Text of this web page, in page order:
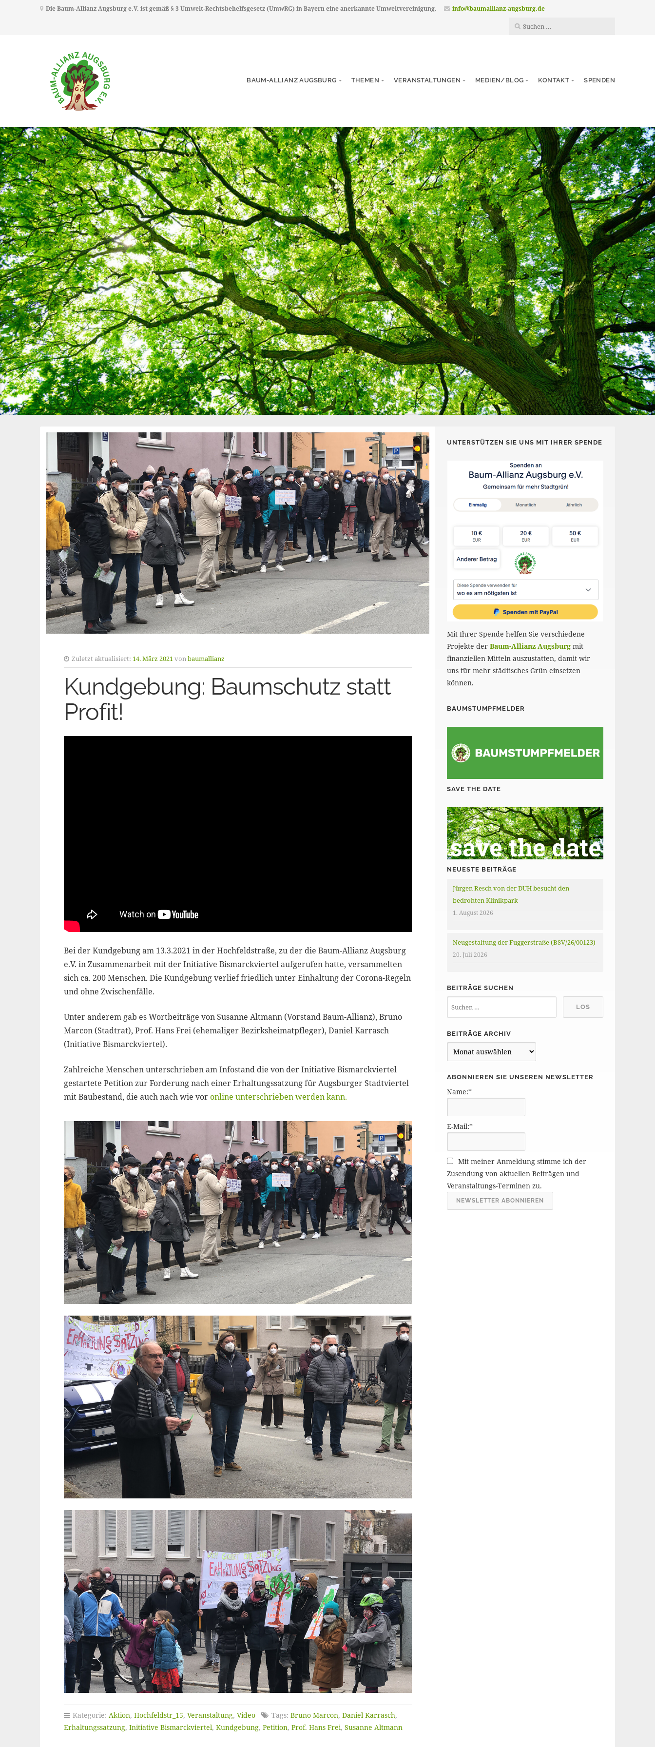
Die Baum-Allianz Augsburg e.V. ist gemäß § 3 Umwelt-Rechtsbehelfsgesetz (UmwRG) in Bayern eine anerkannte Umweltvereinigung. info@baumallianz-augsburg.de
BAUM-ALLIANZ AUGSBURG THEMEN VERANSTALTUNGEN MEDIEN/BLOG KONTAKT SPENDEN
Zuletzt aktualisiert: 14. März 2021vonbaumallianz
Kundgebung: Baumschutz statt
Profit!
Bei der Kundgebung am 13.3.2021 in der Hochfeldstraße, zu der die Baum-Allianz Augsburg
e.V. in Zusammenarbeit mit der Initiative Bismarckviertel aufgerufen hatte, versammelten
sich ca. 200 Menschen. Die Kundgebung verlief friedlich unter Einhaltung der Corona-Regeln
und ohne Zwischenfälle.
Unter anderem gab es Wortbeiträge von Susanne Altmann (Vorstand Baum-Allianz), Bruno
Marcon (Stadtrat), Prof. Hans Frei (ehemaliger Bezirksheimatpfleger), Daniel Karrasch
(Initiative Bismarckviertel).
Zahlreiche Menschen unterschrieben am Infostand die von der Initiative Bismarckviertel
gestartete Petition zur Forderung nach einer Erhaltungssatzung für Augsburger Stadtviertel
mit Baubestand, die auch nach wie voronline unterschrieben werden kann.
Kategorie: Aktion, Hochfeldstr_15, Veranstaltung, Video Tags: Bruno Marcon, Daniel Karrasch,
Erhaltungssatzung, Initiative Bismarckviertel, Kundgebung, Petition, Prof. Hans Frei, Susanne Altmann
UNTERSTÜTZEN SIE UNS MIT IHRER SPENDE
Mit Ihrer Spende helfen Sie verschiedene
Projekte derBaum-Allianz Augsburg mit
finanziellen Mitteln auszustatten, damit wir
uns für mehr städtisches Grün einsetzen
können.
BAUMSTUMPFMELDER
SAVE THE DATE
NEUESTE BEITRÄGE
Jürgen Resch von der DUH besucht den
bedrohten Klinikpark
1. August 2026
Neugestaltung der Fuggerstraße (BSV/26/00123)
20. Juli 2026
BEITRÄGE SUCHEN
BEITRÄGE ARCHIV
e
r
e
r
c
h
i
ABONNIEREN SIE UNSEREN NEWSLETTER
Name:*
E-Mail:*
Mit meiner Anmeldung stimme ich der
Zusendung von aktuellen Beiträgen und
Veranstaltungs-Terminen zu.